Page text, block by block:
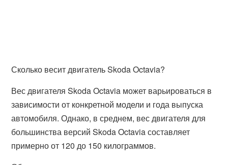
Сколько весит двигатель Skoda Octavia?
Вес двигателя Skoda Octavia может варьироваться в
зависимости от конкретной модели и года выпуска
автомобиля. Однако, в среднем, вес двигателя для
большинства версий Skoda Octavia составляет
примерно от 120 до 150 килограммов.